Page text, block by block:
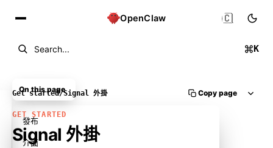
OpenClaw
Search... K
🇨🇳
Get started/Signal 外掛 Copy page
GET STARTED
Signal 外掛
On this page
發布
介面